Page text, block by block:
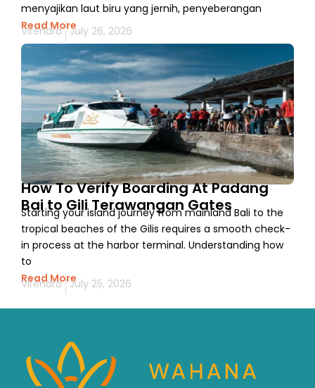
menyajikan laut biru yang jernih, penyeberangan
Read More
Virendra July 26, 2026
How To Verify Boarding At Padang
Bai to Gili Terawangan Gates
Starting your island journey from mainland Bali to the
tropical beaches of the Gilis requires a smooth check-
in process at the harbor terminal. Understanding how
to
Read More
Virendra July 25, 2026